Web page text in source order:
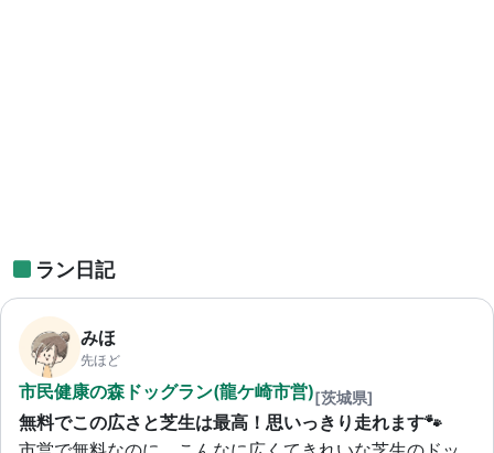
ラン日記
みほ
先ほど
市民健康の森ドッグラン(龍ケ崎市営)[茨城県]
無料でこの広さと芝生は最高！思いっきり走れます🐾